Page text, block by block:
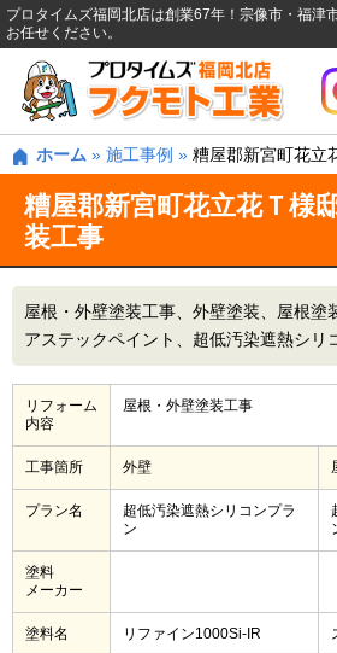
プロタイムズ福岡北店は創業67年！宗像市・福津
お任せください。
ホーム » 施工事例 » 糟屋郡新宮町花立
糟屋郡新宮町花立花Ｔ様
装工事
屋根・外壁塗装工事 外壁塗装 屋根塗
アステックペイント
超低汚染遮熱シリ
リフォーム
内容
屋根・外壁塗装工事
工事箇所 外壁
プラン名
超低汚染遮熱シリコンプラ
ン
塗料
メーカー
塗料名 リファイン1000Si-IR